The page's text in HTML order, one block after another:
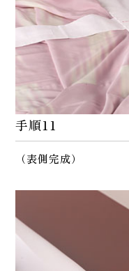
手順11
（表側完成）